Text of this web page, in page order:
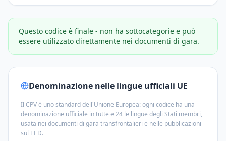
Questo codice è finale - non ha sottocategorie e può
essere utilizzato direttamente nei documenti di gara.
Denominazione nelle lingue ufficiali UE
Il CPV è uno standard dell'Unione Europea: ogni codice ha una
denominazione ufficiale in tutte e 24 le lingue degli Stati membri,
usata nei documenti di gara transfrontalieri e nelle pubblicazioni
sul TED.